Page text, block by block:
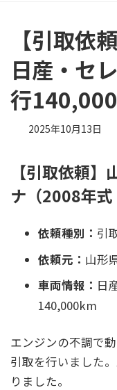
【引取依
日産・セ
行
2025年10月13日
【引取依頼
ナ（2008年
依頼種別： 引
依頼元： 山形
車両情報： 日
140,000km
エンジンの不調で
引取を行いました
りました。